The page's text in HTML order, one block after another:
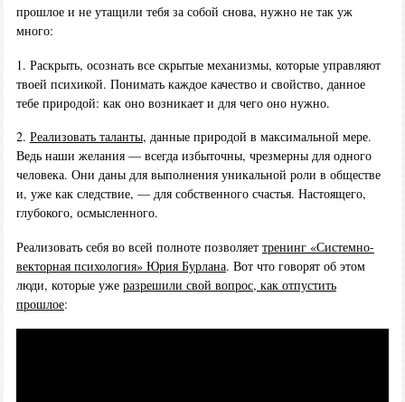
прошлое и не утащили тебя за собой снова, нужно не так уж
много:
1. Раскрыть, осознать все скрытые механизмы, которые управляют
твоей психикой. Понимать каждое качество и свойство, данное
тебе природой: как оно возникает и для чего оно нужно.
2. Реализовать таланты, данные природой в максимальной мере.
Ведь наши желания — всегда избыточны, чрезмерны для одного
человека. Они даны для выполнения уникальной роли в обществе
и, уже как следствие, — для собственного счастья. Настоящего,
глубокого, осмысленного.
Реализовать себя во всей полноте позволяет тренинг «Системно-
векторная психология» Юрия Бурлана. Вот что говорят об этом
люди, которые уже разрешили свой вопрос, как отпустить
прошлое: